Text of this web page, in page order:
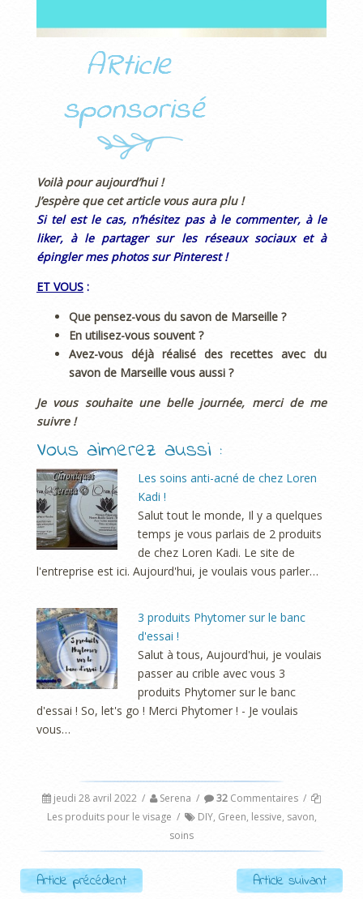
Voilà pour aujourd’hui !
J’espère que cet article vous aura plu !
Si tel est le cas, n’hésitez pas à le commenter, à le
liker, à le partager sur les réseaux sociaux et à
épingler mes photos sur Pinterest !
ET VOUS :
Que pensez-vous du savon de Marseille ?
En utilisez-vous souvent ?
Avez-vous déjà réalisé des recettes avec du
savon de Marseille vous aussi ?
Je vous souhaite une belle journée, merci de me
suivre !
Vous aimerez aussi :
Les soins anti-acné de chez Loren
Kadi !
Salut tout le monde, Il y a quelques
temps je vous parlais de 2 produits
de chez Loren Kadi. Le site de
l'entreprise est ici. Aujourd'hui, je voulais vous parler…
3 produits Phytomer sur le banc
d'essai !
Salut à tous, Aujourd'hui, je voulais
passer au crible avec vous 3
produits Phytomer sur le banc
d'essai ! So, let's go ! Merci Phytomer ! - Je voulais
vous…
jeudi 28 avril 2022 / Serena / 32 Commentaires /
Les produits pour le visage / DIY, Green, lessive, savon,
soins
Post navigation
Article précédent Article suivant